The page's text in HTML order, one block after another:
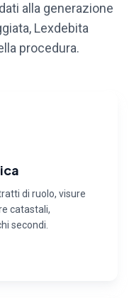
alla generazione
Lexdebita
procedura.
di ruolo, visure
catastali,
secondi.